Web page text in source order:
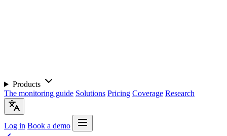
Products
The monitoring guide Solutions Pricing Coverage Research
Log in Book a demo